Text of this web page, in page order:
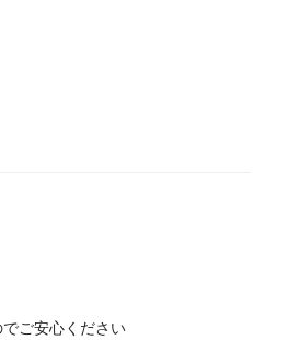
ご安心ください